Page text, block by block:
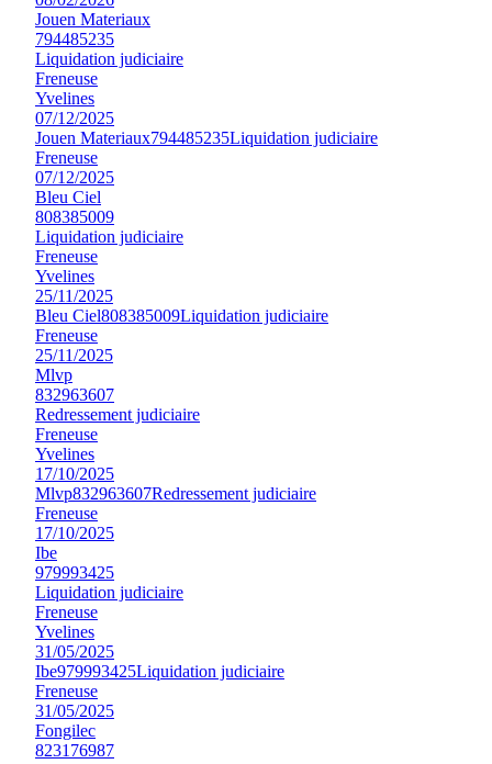
Jouen Materiaux
794485235
Liquidation judiciaire
Freneuse
Yvelines
07/12/2025
Jouen Materiaux794485235Liquidation judiciaire
Freneuse
07/12/2025
Bleu Ciel
808385009
Liquidation judiciaire
Freneuse
Yvelines
25/11/2025
Bleu Ciel808385009Liquidation judiciaire
Freneuse
25/11/2025
Mlvp
832963607
Redressement judiciaire
Freneuse
Yvelines
17/10/2025
Mlvp832963607Redressement judiciaire
Freneuse
17/10/2025
Ibe
979993425
Liquidation judiciaire
Freneuse
Yvelines
31/05/2025
Ibe979993425Liquidation judiciaire
Freneuse
31/05/2025
Fongilec
823176987